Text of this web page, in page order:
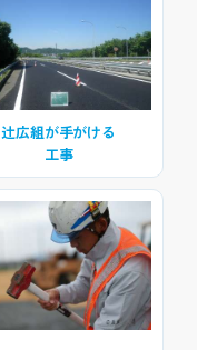
辻広組が手がける
工事